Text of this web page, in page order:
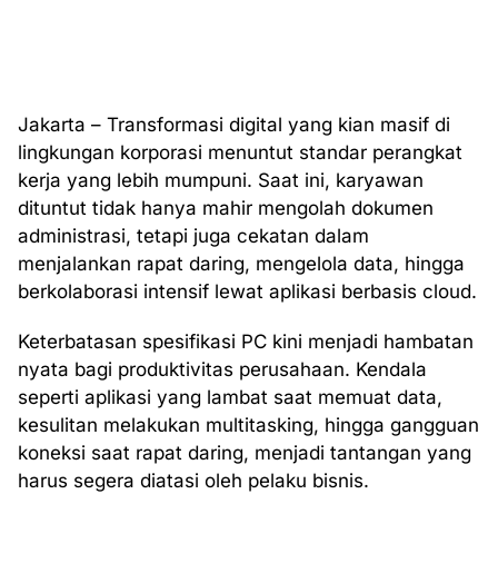
Jakarta – Transformasi digital yang kian masif di
lingkungan korporasi menuntut standar perangkat
kerja yang lebih mumpuni. Saat ini, karyawan
dituntut tidak hanya mahir mengolah dokumen
administrasi, tetapi juga cekatan dalam
menjalankan rapat daring, mengelola data, hingga
berkolaborasi intensif lewat aplikasi berbasis cloud.
Keterbatasan spesifikasi PC kini menjadi hambatan
nyata bagi produktivitas perusahaan. Kendala
seperti aplikasi yang lambat saat memuat data,
kesulitan melakukan multitasking, hingga gangguan
koneksi saat rapat daring, menjadi tantangan yang
harus segera diatasi oleh pelaku bisnis.